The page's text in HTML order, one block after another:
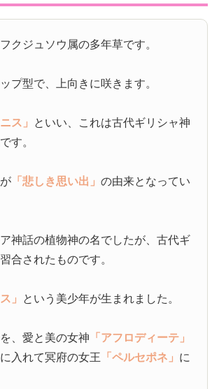
クジュソウ属の多年草です。
プ型で、上向きに咲きます。
ス」 といい、これは古代ギリシャ神
す。
「悲しき思い出」の由来となってい
神話の植物神の名でしたが、古代ギ
合されたものです。
」 という美少年が生まれました。
、愛と美の女神 「アフロディーテ」
入れて冥府の女王 「ペルセポネ」 に